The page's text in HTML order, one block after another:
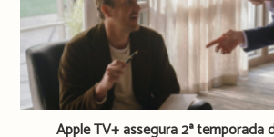
Apple TV+ assegura 2ª temporada